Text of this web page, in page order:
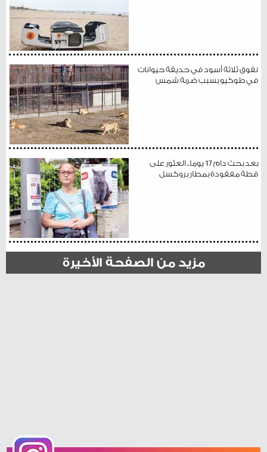
نفوق ثلاثة أسود في حديقة حيوانات
في طوكيو بسبب ضربة شمس
بعد بحث دام 17 يوما.. العثور على
قطة مفقودة بمطار بروكسل
مزيد من الصفحة الأخيرة